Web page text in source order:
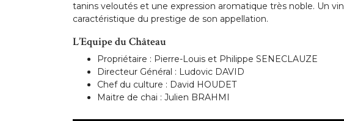
tanins veloutés et une expression aromatique très noble. Un vin
caractéristique du prestige de son appellation.
L’Equipe du Château
Propriétaire : Pierre-Louis et Philippe SENECLAUZE
Directeur Général : Ludovic DAVID
Chef du culture : David HOUDET
Maitre de chai : Julien BRAHMI